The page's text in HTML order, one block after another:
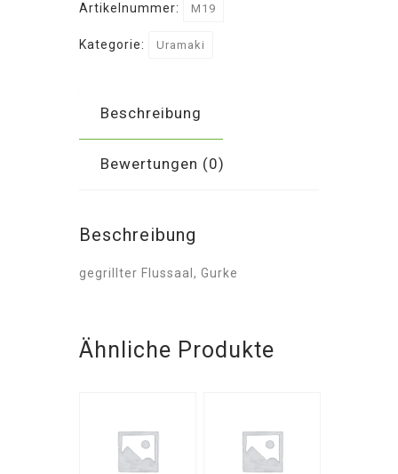
Artikelnummer: M19
Kategorie: Uramaki
Beschreibung
Bewertungen (0)
Beschreibung
gegrillter Flussaal, Gurke
Ähnliche Produkte